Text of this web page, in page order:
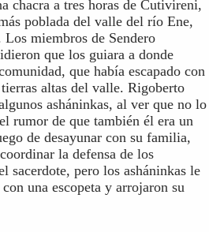
chacra a tres horas de Cutivireni,
poblada del valle del río Ene,
miembros de Sendero
que los guiara a donde
que había escapado con
altas del valle. Rigoberto
asháninkas, al ver que no lo
rumor de que también él era un
de desayunar con su familia,
la defensa de los
sacerdote, pero los asháninkas le
una escopeta y arrojaron su